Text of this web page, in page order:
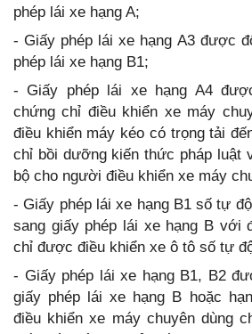
phép lái xe hạng A;
- Giấy phép lái xe hạng A3 được
phép lái xe hạng B1;
- Giấy phép lái xe hạng A4
chứng chỉ điều khiển xe máy
điều khiển máy kéo có trọng tải
chỉ bồi dưỡng kiến thức pháp luật
bộ cho người điều khiển xe máy
- Giấy phép lái xe hạng B1 số tự
sang giấy phép lái xe hạng B với
chỉ được điều khiển xe ô tô số tự
- Giấy phép lái xe hạng B1, B2
giấy phép lái xe hạng B hoặc
điều khiển xe máy chuyên dùng